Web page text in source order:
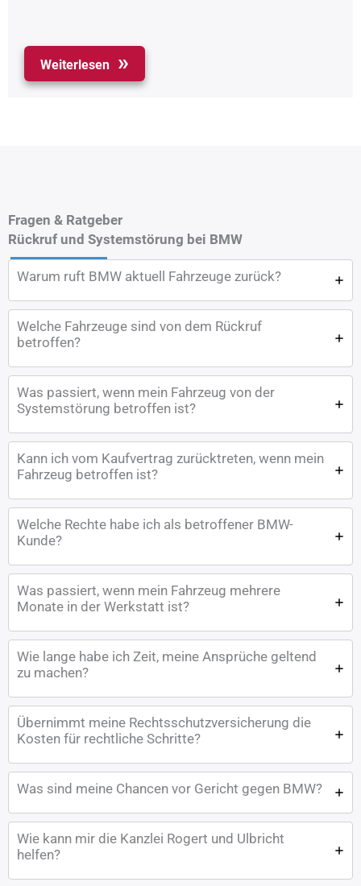
Weiterlesen
Fragen & Ratgeber
Rückruf und Systemstörung bei BMW
Warum ruft BMW aktuell Fahrzeuge zurück?
Welche Fahrzeuge sind von dem Rückruf
betroffen?
Was passiert, wenn mein Fahrzeug von der
Systemstörung betroffen ist?
Kann ich vom Kaufvertrag zurücktreten, wenn mein
Fahrzeug betroffen ist?
Welche Rechte habe ich als betroffener BMW-
Kunde?
Was passiert, wenn mein Fahrzeug mehrere
Monate in der Werkstatt ist?
Wie lange habe ich Zeit, meine Ansprüche geltend
zu machen?
Übernimmt meine Rechtsschutzversicherung die
Kosten für rechtliche Schritte?
Was sind meine Chancen vor Gericht gegen BMW?
Wie kann mir die Kanzlei Rogert und Ulbricht
helfen?